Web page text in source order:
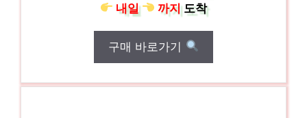
내일
까지도착
구매 바로가기